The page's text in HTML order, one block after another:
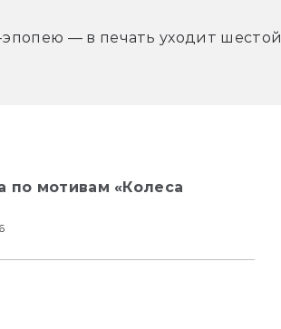
эпопею — в печать уходит шестой
по мотивам «Колеса